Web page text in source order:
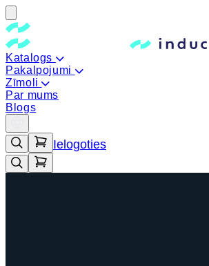
Katalogs
Pakalpojumi
Zīmoli
Par mums
Blogs
Ielogoties